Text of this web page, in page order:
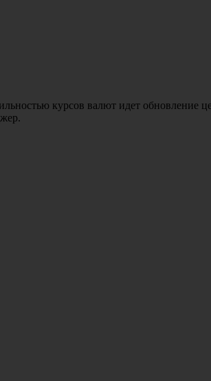
курсов валют идет обновление